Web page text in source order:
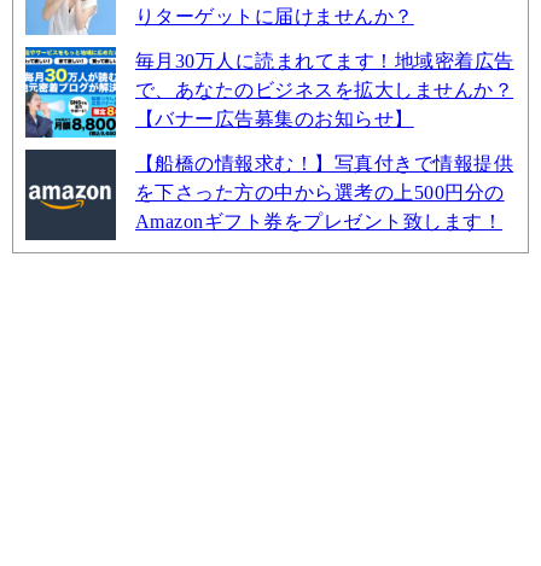
りターゲットに届けませんか？
毎月30万人に読まれてます！地域密着広告
で、あなたのビジネスを拡大しませんか？
【バナー広告募集のお知らせ】
【船橋の情報求む！】写真付きで情報提供
を下さった方の中から選考の上500円分の
Amazonギフト券をプレゼント致します！